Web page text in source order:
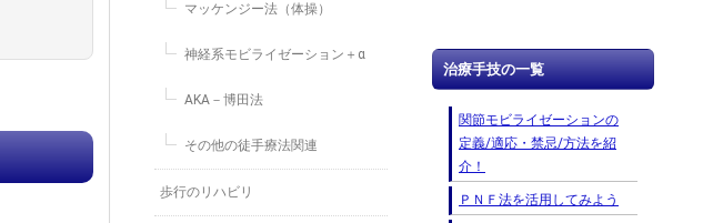
マッケンジー法（体操）
神経系モビライゼーション＋α
AKA－博田法
その他の徒手療法関連
歩行のリハビリ
治療手技の一覧
関節モビライゼーションの
定義/適応・禁忌/方法を紹
介！
ＰＮＦ法を活用してみよう